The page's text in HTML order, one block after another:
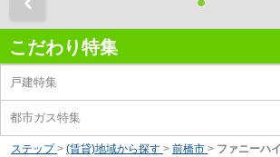
こだわり特集
戸建特集
都市ガス特集
ステップ > (賃貸)地域から探す > 前橋市 > ファニーハ